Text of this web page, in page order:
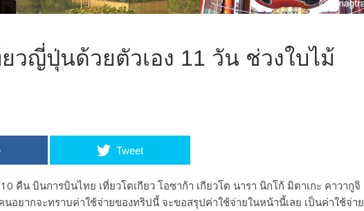
วญี่ปุ่นด้วยตัวเอง 11 วัน ช่วงใบไม้
Tweet
คืน บินการบินไทย เที่ยวโตเกียว โอซาก้า เกียวโต นารา นิกโก้ มิตาเกะ คาวากูจิ
อยากจะทราบค่าใช้จ่ายของทริปนี้ จะขอสรุปค่าใช้จ่ายในหน้านี้เลย เป็นค่าใช้จ่าย